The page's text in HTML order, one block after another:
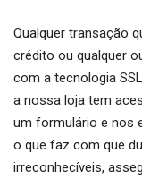
Qualquer transação
crédito ou qualquer
com a tecnologia
a nossa loja tem
um formulário e nos
o que faz com que
irreconhecíveis,